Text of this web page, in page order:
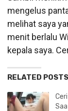
mengelus
melihat saya
menit berlalu
kepala saya.
RELATED POSTS